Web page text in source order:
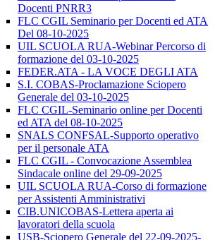
Docenti PNRR3
FLC CGIL Seminario per Docenti ed ATA
Del 08-10-2025
UIL SCUOLA RUA-Webinar Percorso di
formazione del 03-10-2025
FEDER.ATA - LA VOCE DEGLI ATA
S.I. COBAS-Proclamazione Sciopero
Generale del 03-10-2025
FLC CGIL-Seminario online per Docenti
ed ATA del 08-10-2025
SNALS CONFSAL-Supporto operativo
per il personale ATA
FLC CGIL - Convocazione Assemblea
Sindacale online del 29-09-2025
UIL SCUOLA RUA-Corso di formazione
per Assistenti Amministrativi
CIB.UNICOBAS-Lettera aperta ai
lavoratori della scuola
USB-Sciopero Generale del 22-09-2025-